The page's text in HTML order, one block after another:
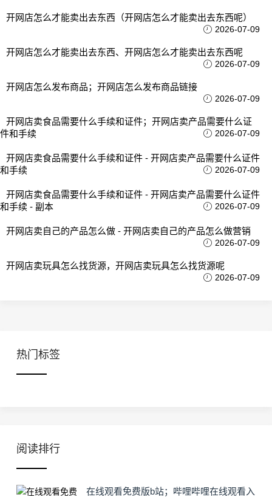
开网店怎么才能卖出去东西（开网店怎么才能卖出去东西呢）
2026-07-09
开网店怎么才能卖出去东西、开网店怎么才能卖出去东西呢
2026-07-09
开网店怎么发布商品；开网店怎么发布商品链接
2026-07-09
开网店卖食品需要什么手续和证件；开网店卖产品需要什么证
件和手续
2026-07-09
开网店卖食品需要什么手续和证件 - 开网店卖产品需要什么证件
和手续
2026-07-09
开网店卖食品需要什么手续和证件 - 开网店卖产品需要什么证件
和手续 - 副本
2026-07-09
开网店卖自己的产品怎么做 - 开网店卖自己的产品怎么做营销
2026-07-09
开网店卖玩具怎么找货源，开网店卖玩具怎么找货源呢
2026-07-09
热门标签
阅读排行
在线观看免费版b站；哔哩哔哩在线观看入